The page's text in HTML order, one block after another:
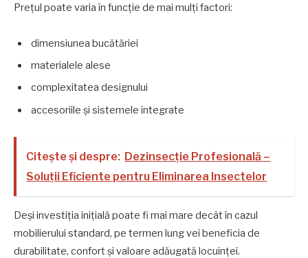
Prețul poate varia în funcție de mai mulți factori:
dimensiunea bucătăriei
materialele alese
complexitatea designului
accesoriile și sistemele integrate
Citește și despre: Dezinsecție Profesională –
Soluții Eficiente pentru Eliminarea Insectelor
Deși investiția inițială poate fi mai mare decât în cazul
mobilierului standard, pe termen lung vei beneficia de
durabilitate, confort și valoare adăugată locuinței.